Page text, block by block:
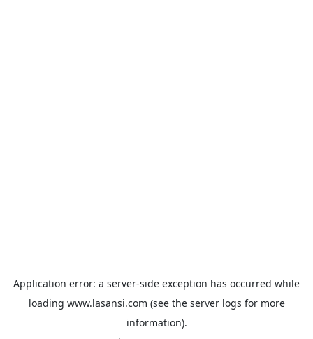
Application error: a server-side exception has occurred while
loading www.lasansi.com (see the server logs for more
information).